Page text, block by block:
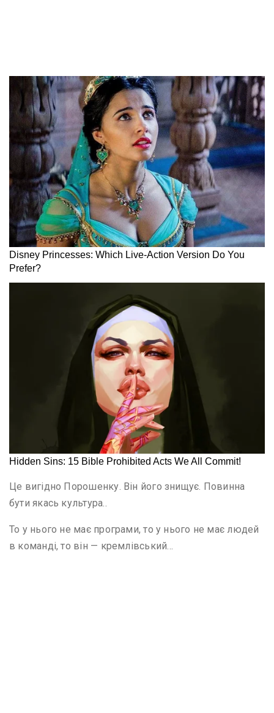
Це вигідно Порошенку. Він його знищує. Повинна
бути якась культура..
То у нього не має програми, то у нього не має людей
в команді, то він — кремлівський…